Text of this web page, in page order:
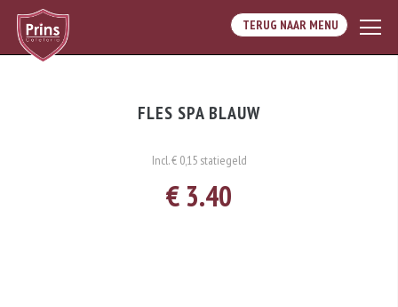
TERUG NAAR MENU
FLES SPA BLAUW
Incl. € 0,15 statiegeld
€ 3.40